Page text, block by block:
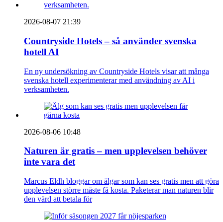
2026-08-07 21:39
Countryside Hotels – så använder svenska
hotell AI
En ny undersökning av Countryside Hotels visar att många
svenska hotell experimenterar med användning av AI i
verksamheten.
2026-08-06 10:48
Naturen är gratis – men upplevelsen behöver
inte vara det
Marcus Eldh bloggar om älgar som kan ses gratis men att göra
upplevelsen större måste få kosta. Paketerar man naturen blir
den värd att betala för